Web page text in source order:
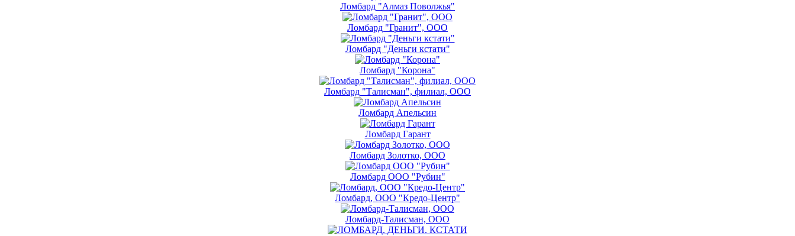
Ломбард "Алмаз Поволжья"
Ломбард "Гранит", ООО
Ломбард "Деньги кстати"
Ломбард "Корона"
Ломбард "Талисман", филиал, ООО
Ломбард Апельсин
Ломбард Гарант
Ломбард Золотко, ООО
Ломбард ООО "Рубин"
Ломбард, ООО "Кредо-Центр"
Ломбард-Талисман, ООО